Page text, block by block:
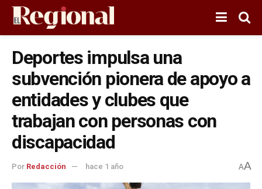
Deportes impulsa una
subvención pionera de apoyo a
entidades y clubes que
trabajan con personas con
discapacidad
Por Redacción hace 1 año AA